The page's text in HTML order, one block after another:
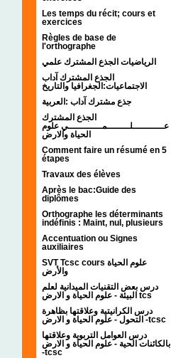
Les temps du récit; cours et
exercices
Règles de base de
l'orthographe
الرياضيات الجذع المشترك علمي
الجذع المشترك آداب
الاجتماعيات:الجغرافيا والتاريخ
جذع مشترك آداب :العربية
الجذع المشترك
عـــــــــــلــــــــمــــــــــــي علوم
الحياة والارض
Comment faire un résumé en 5
étapes
Travaux des élèves
Après le bac:Guide des
diplômes
Orthographe les déterminants
indéfinis : Maint, nul, plusieurs
Accentuation ou Signes
auxiliaires
SVT Tcsc cours علوم الحياة
والأرض
درس بعض التقنيات الميدانية لعلم
البيئة - علوم الحياة و الارض tcs
درس الكرانيتية وعلاقتها بظاهرة
التحول - علوم الحياة و الارض -tcsc
درس العوامل التربوية وعلاقتها
بالكائنات الحية - علوم الحياة و الارض
-tcsc